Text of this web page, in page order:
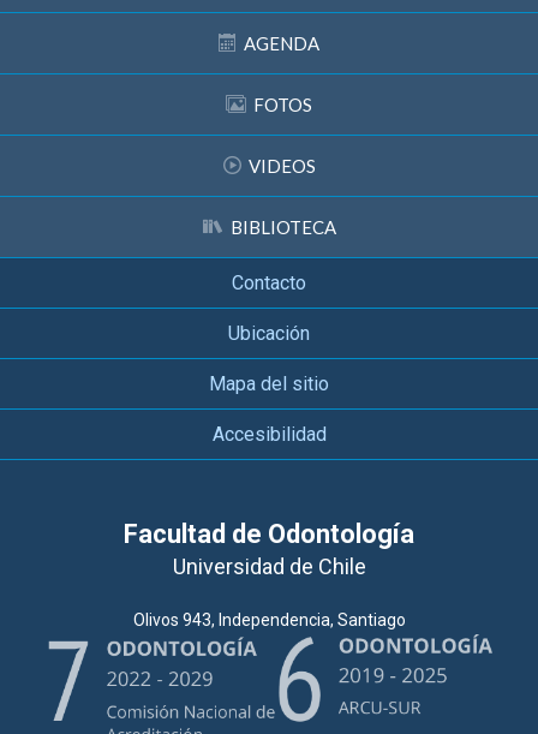
AGENDA
FOTOS
VIDEOS
BIBLIOTECA
Contacto
Ubicación
Mapa del sitio
Accesibilidad
Facultad de Odontología
Universidad de Chile
Olivos 943, Independencia, Santiago